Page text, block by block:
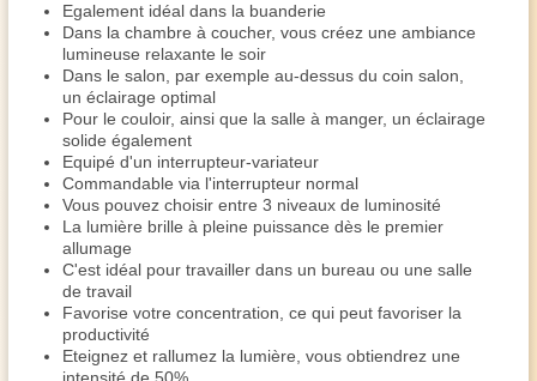
Egalement idéal dans la buanderie
Dans la chambre à coucher, vous créez une ambiance
lumineuse relaxante le soir
Dans le salon, par exemple au-dessus du coin salon,
un éclairage optimal
Pour le couloir, ainsi que la salle à manger, un éclairage
solide également
Equipé d'un interrupteur-variateur
Commandable via l'interrupteur normal
Vous pouvez choisir entre 3 niveaux de luminosité
La lumière brille à pleine puissance dès le premier
allumage
C'est idéal pour travailler dans un bureau ou une salle
de travail
Favorise votre concentration, ce qui peut favoriser la
productivité
Eteignez et rallumez la lumière, vous obtiendrez une